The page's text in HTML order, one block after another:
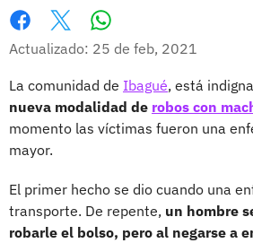
Facebook
X
Actualizado: 25 de feb, 2021
La comunidad de Ibagué, está
nueva modalidad de robos con
momento las víctimas fueron una
mayor.
El primer hecho se dio cuando una
transporte. De repente, un hombre
robarle el bolso, pero al negarse a